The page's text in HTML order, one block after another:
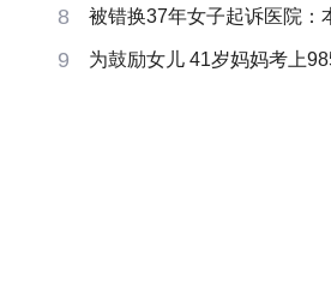
8 被错换37年女子起诉医院：
9 为鼓励女儿 41岁妈妈考上